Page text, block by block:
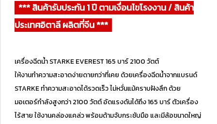
*** สินค้ารับประกัน 1 ปี ตามเงื่อนไขโรงงาน / สินค้า
ประเทศอิตาลี ผลิตที่จีน ***
เครื่องฉีดน้ำ STARKE EVEREST 165 บาร์ 2100 วัตต์
ให้งานทำความสะอาดง่ายดายกว่าที่เคย ด้วยเครื่องฉีดน้ำจากแบรนด์
STARKE ทำความสะอาดได้รวดเร็ว ไม่หวั่นแม้คราบฝังลึก ด้วย
มอเตอร์กำลังสูงกว่า 2100 วัตต์ อัดแรงดันได้ถึง 165 บาร์ ตัวเครื่อง
ไร้สาย ใช้งานคล่องแคล่ว พร้อมด้ามจับกระชับมือ และมีล้อขนาดใหญ่